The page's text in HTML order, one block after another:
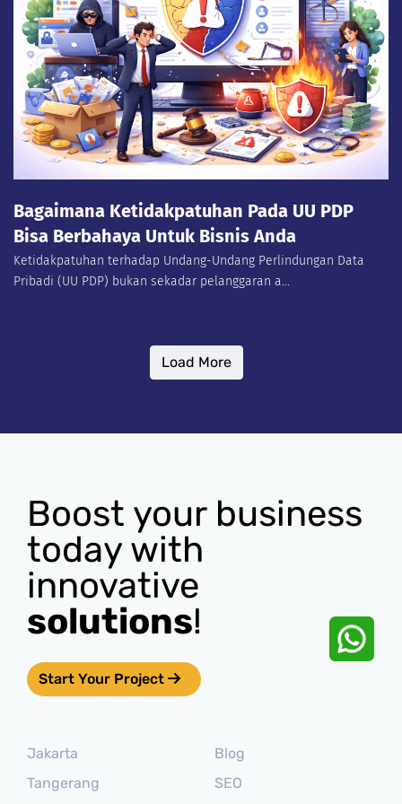
Bagaimana Ketidakpatuhan Pada UU PDP
Bisa Berbahaya Untuk Bisnis Anda
Ketidakpatuhan terhadap Undang-Undang Perlindungan Data
Pribadi (UU PDP) bukan sekadar pelanggaran a...
Load More
Jakarta
Tangerang
Blog
SEO
Boost your business
today with
innovative
solutions!
Start Your Project